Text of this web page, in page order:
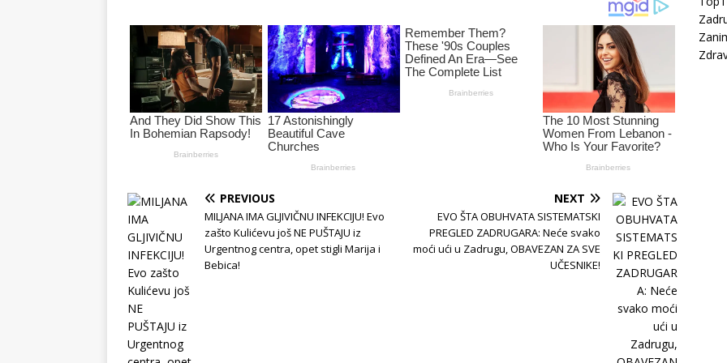
PREVIOUS
MILJANA IMA GLJIVIČNU INFEKCIJU! Evo
zašto Kulićevu još NE PUŠTAJU iz
Urgentnog centra, opet stigli Marija i
Bebica!
NEXT
EVO ŠTA OBUHVATA SISTEMATSKI
PREGLED ZADRUGARA: Neće svako
moći ući u Zadrugu, OBAVEZAN ZA SVE
UČESNIKE!